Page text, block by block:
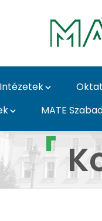
Intézetek
MATE